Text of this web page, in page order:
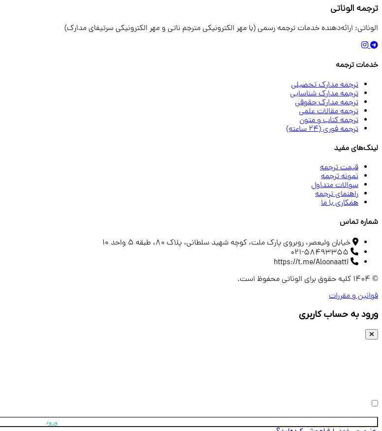
ترجمه الوناتی
الوناتی: ارائه‌دهنده خدمات ترجمه رسمی (با مهر الکترونیکی مترجم ناتی و مهر الکترونیکی سرتیفای مدارک)
خدمات ترجمه
ترجمه مدارک تحصیلی
ترجمه مدارک شناسایی
ترجمه مدارک حقوقی
ترجمه مقالات علمی
ترجمه کتاب و متون
ترجمه فوری (24 ساعته)
لینک‌های مفید
قیمت ترجمه
نمونه ترجمه
سوالات متداول
راهنمای ترجمه
همکاری با ما
شماره تماس
خیابان ولیعصر، روبروی پارک ملت، کوچه شهید سلطانی، پلاک 80، طبقه 5 واحد 10
021-58493355
https://t.me/Aloonaatti
© 1404 کلیه حقوق برای الوناتی محفوظ است.
قوانین و مقررات
ورود به حساب کاربری